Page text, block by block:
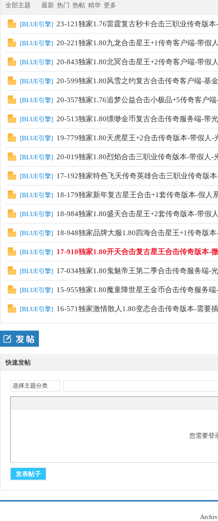
九
版
本
库
全部主题 最新 热门 热帖 精华 更多
[BLUE引擎] 23-121独家1.76雷霆复古秒卡合击三职业传奇版
[BLUE引擎] 20-221独家1.80九龙合击星王+1传奇客户端-带假
[BLUE引擎] 20-843独家1.80北冥合击星王+2传奇客户端-带假
[BLUE引擎] 20-599独家1.80风雪之约复古合击传奇客户端-基
[BLUE引擎] 20-357独家1.76追梦公益合击小极品+5传奇客户
[BLUE引擎] 20-513独家1.80缥缈金币复古合击传奇服务端-带
[BLUE引擎] 19-779独家1.80天虎星王+2合击传奇版本-带假人
[BLUE引擎] 20-019独家1.80烈焰合击三职业传奇版本-带假人-
[BLUE引擎] 17-192独家特色飞天传奇英雄合击三职业传奇版
[BLUE引擎] 18-179独家新年复古星王合击+1套传奇版本-假人
[BLUE引擎] 18-984独家1.80盛天合击星王+2套传奇版本-带假
[BLUE引擎] 18-948独家品牌大服1.80四海合击星王+1传奇版
[BLUE引擎] 17-910独家1.80开天合击复古星王合击传奇版本-
[BLUE引擎] 17-034独家1.80鬼魅帝王第二季合击传奇服务端-
[BLUE引擎] 15-955独家1.80魔童降世星王金币合击传奇服务
[BLUE引擎] 16-571独家激情散人1.80变态合击传奇版本-需要
快速发帖
选择主题分类
您需要登
发表帖子